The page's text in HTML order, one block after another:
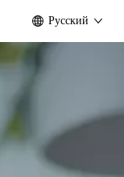
Pусский